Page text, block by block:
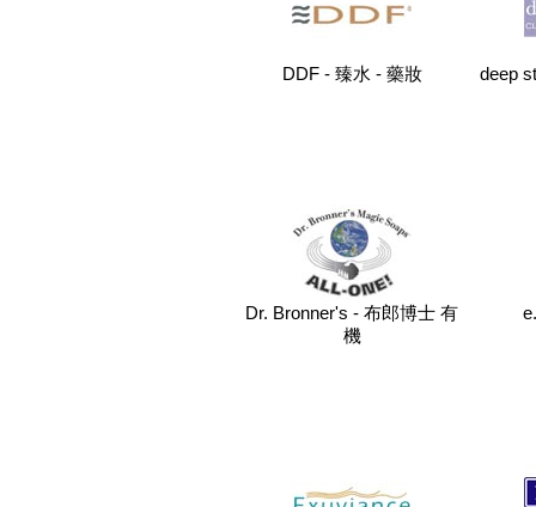
DDF - 臻水 - 藥妝 deep
Dr. Bronner's - 布郎博士 有
機